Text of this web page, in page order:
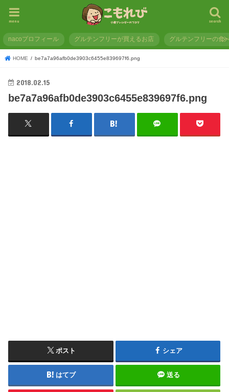
search
menu
nacoプロフィール グルテンフリーが買えるお店 グルテンフリーの食
HOME be7a7a96afb0de3903c6455e839697f6.png
2018.02.15
be7a7a96afb0de3903c6455e839697f6.png
ポスト シェア
はてブ 送る